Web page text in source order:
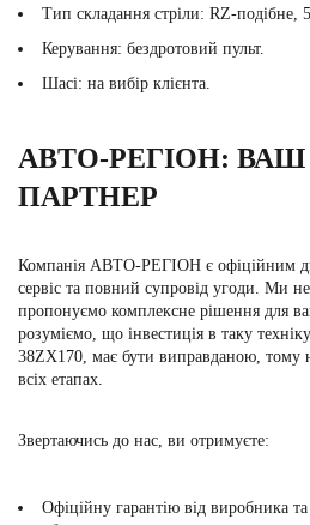
Тип складання стріли: RZ-подібне,
Керування: бездротовий пульт.
Шасі: на вибір клієнта.
АВТО-РЕГІОН:
ПАРТНЕР
Компанія АВТО-РЕГІОН є офіційним
сервіс та повний супровід угоди. Ми
пропонуємо комплексне рішення для
розуміємо, що інвестиція в таку
38ZX170, має бути виправданою, тому
всіх етапах.
Звертаючись до нас, ви отримуєте:
Офіційну гарантію від виробника